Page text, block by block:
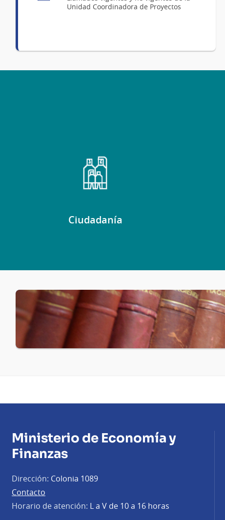
Unidad Coordinadora de Proyectos
Ciudadanía
Ministerio de Economía y
Finanzas
Dirección: Colonia 1089
Contacto
Horario de atención: L a V de 10 a 16 horas